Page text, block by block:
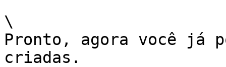
\
Pronto, agora você já
criadas.